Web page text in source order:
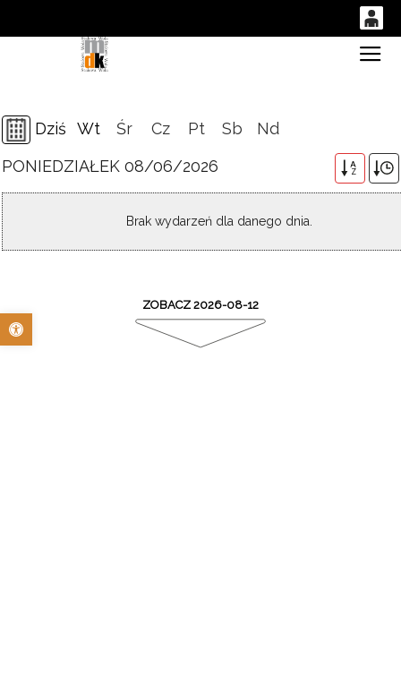
Otwórz pasek narzędzi
1449
Dziś Wt Śr Cz Pt Sb
Nd
PONIEDZIAŁEK 08/06/2026
A
Z
Brak wydarzeń dla danego dnia.
ZOBACZ 2026-08-12